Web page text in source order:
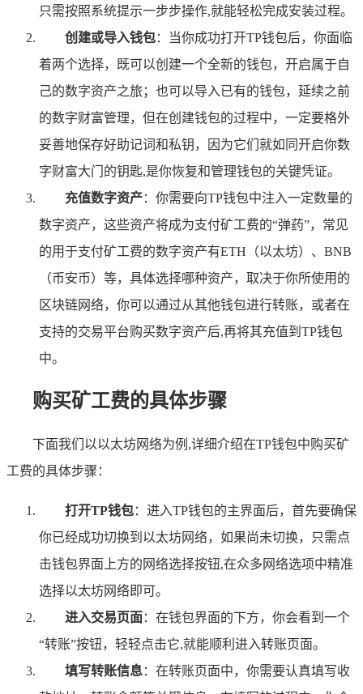
只需按照系统提示一步步操作,就能轻松完成安装过程。
创建或导入钱包：当你成功打开TP钱包后，你面临
着两个选择，既可以创建一个全新的钱包，开启属于自
己的数字资产之旅；也可以导入已有的钱包，延续之前
的数字财富管理，但在创建钱包的过程中，一定要格外
妥善地保存好助记词和私钥，因为它们就如同开启你数
字财富大门的钥匙,是你恢复和管理钱包的关键凭证。
充值数字资产：你需要向TP钱包中注入一定数量的
数字资产，这些资产将成为支付矿工费的“弹药”，常见
的用于支付矿工费的数字资产有ETH（以太坊）、BNB
（币安币）等，具体选择哪种资产，取决于你所使用的
区块链网络，你可以通过从其他钱包进行转账，或者在
支持的交易平台购买数字资产后,再将其充值到TP钱包
中。
购买矿工费的具体步骤
下面我们以以太坊网络为例,详细介绍在TP钱包中购买矿
工费的具体步骤：
打开TP钱包：进入TP钱包的主界面后，首先要确保
你已经成功切换到以太坊网络，如果尚未切换，只需点
击钱包界面上方的网络选择按钮,在众多网络选项中精准
选择以太坊网络即可。
进入交易页面：在钱包界面的下方，你会看到一个
“转账”按钮，轻轻点击它,就能顺利进入转账页面。
填写转账信息：在转账页面中，你需要认真填写收